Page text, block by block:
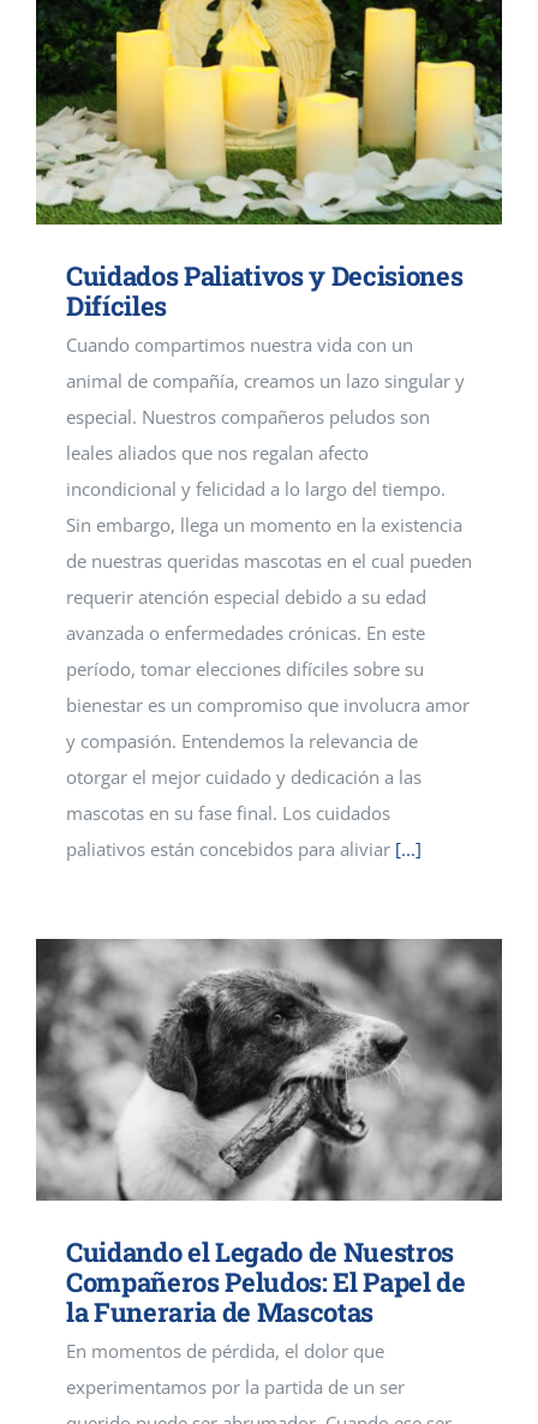
Cuidados Paliativos y Decisiones
Difíciles
Cuando compartimos nuestra vida con un
animal de compañía, creamos un lazo singular y
especial. Nuestros compañeros peludos son
leales aliados que nos regalan afecto
incondicional y felicidad a lo largo del tiempo.
Sin embargo, llega un momento en la existencia
de nuestras queridas mascotas en el cual pueden
requerir atención especial debido a su edad
avanzada o enfermedades crónicas. En este
período, tomar elecciones difíciles sobre su
bienestar es un compromiso que involucra amor
y compasión. Entendemos la relevancia de
otorgar el mejor cuidado y dedicación a las
mascotas en su fase final. Los cuidados
paliativos están concebidos para aliviar [...]
Cuidando el Legado de Nuestros
Compañeros Peludos: El Papel de
la Funeraria de Mascotas
En momentos de pérdida, el dolor que
experimentamos por la partida de un ser